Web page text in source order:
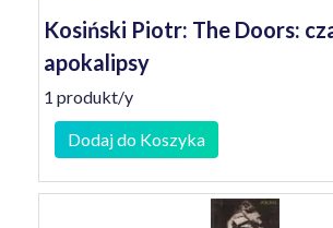
Kosiński Piotr: The Doors:
apokalipsy
1 produkt/y
Dodaj do Koszyka